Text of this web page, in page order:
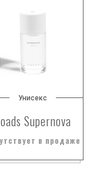
Унисекс
Supernova
в продаже